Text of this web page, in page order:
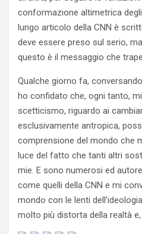
conformazione altimetrica
lungo articolo della CNN è
deve essere preso sul serio,
questo è il messaggio che
Qualche giorno fa,
ho confidato che, ogni tanto,
scetticismo, riguardo ai
esclusivamente antropica,
comprensione del mondo che
luce del fatto che tanti altri
mie. E sono numerosi ed
come quelli della CNN e mi
mondo con le lenti
molto più distorta della realtà